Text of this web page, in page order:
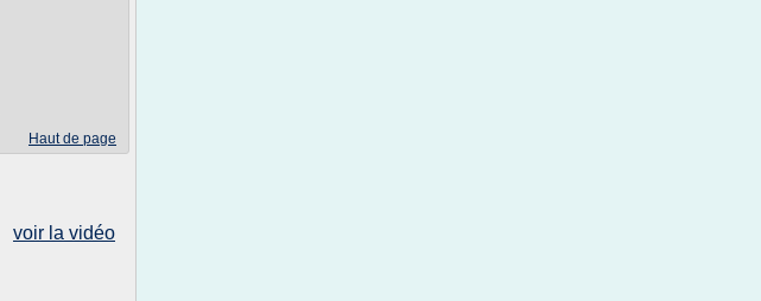
Haut de page
voir la vidéo